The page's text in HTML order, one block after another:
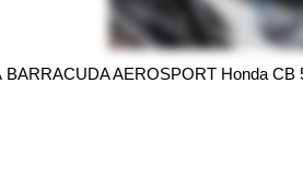
AEROSPORT Honda CB